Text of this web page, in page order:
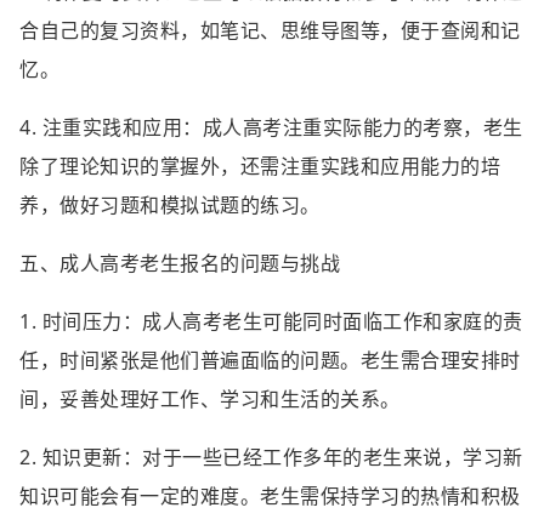
合自己的复习资料，如笔记、思维导图等，便于查阅和记
忆。
4. 注重实践和应用：成人高考注重实际能力的考察，老生
除了理论知识的掌握外，还需注重实践和应用能力的培
养，做好习题和模拟试题的练习。
五、成人高考老生报名的问题与挑战
1. 时间压力：成人高考老生可能同时面临工作和家庭的责
任，时间紧张是他们普遍面临的问题。老生需合理安排时
间，妥善处理好工作、学习和生活的关系。
2. 知识更新：对于一些已经工作多年的老生来说，学习新
知识可能会有一定的难度。老生需保持学习的热情和积极